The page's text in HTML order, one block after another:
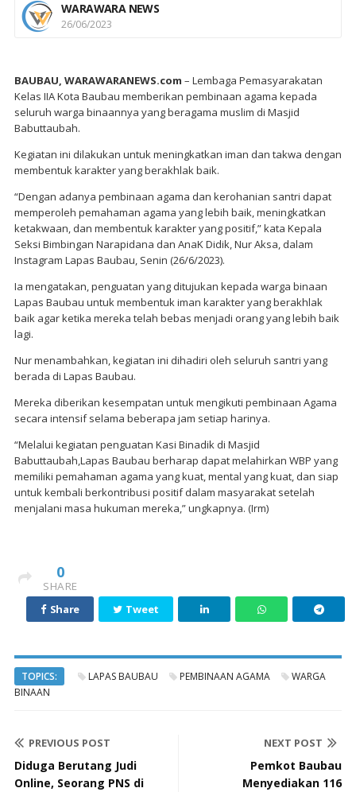
WARAWARA NEWS
26/06/2023
BAUBAU, WARAWARANEWS.com – Lembaga Pemasyarakatan
Kelas IIA Kota Baubau memberikan pembinaan agama kepada
seluruh warga binaannya yang beragama muslim di Masjid
Babuttaubah.
Kegiatan ini dilakukan untuk meningkatkan iman dan takwa dengan
membentuk karakter yang berakhlak baik.
“Dengan adanya pembinaan agama dan kerohanian santri dapat
memperoleh pemahaman agama yang lebih baik, meningkatkan
ketakwaan, dan membentuk karakter yang positif,” kata Kepala
Seksi Bimbingan Narapidana dan AnaK Didik, Nur Aksa, dalam
Instagram Lapas Baubau, Senin (26/6/2023).
Ia mengatakan, penguatan yang ditujukan kepada warga binaan
Lapas Baubau untuk membentuk iman karakter yang berakhlak
baik agar ketika mereka telah bebas menjadi orang yang lebih baik
lagi.
Nur menambahkan, kegiatan ini dihadiri oleh seluruh santri yang
berada di Lapas Baubau.
Mereka diberikan kesempatan untuk mengikuti pembinaan Agama
secara intensif selama beberapa jam setiap harinya.
“Melalui kegiatan penguatan Kasi Binadik di Masjid
Babuttaubah,Lapas Baubau berharap dapat melahirkan WBP yang
memiliki pemahaman agama yang kuat, mental yang kuat, dan siap
untuk kembali berkontribusi positif dalam masyarakat setelah
menjalani masa hukuman mereka,” ungkapnya. (Irm)
0
SHARE
Share
Tweet
TOPICS: LAPAS BAUBAU PEMBINAAN AGAMA
WARGA
BINAAN
PREVIOUS POST
Diduga Berutang Judi
Online, Seorang PNS di
NEXT POST
Pemkot Baubau
Menyediakan 116